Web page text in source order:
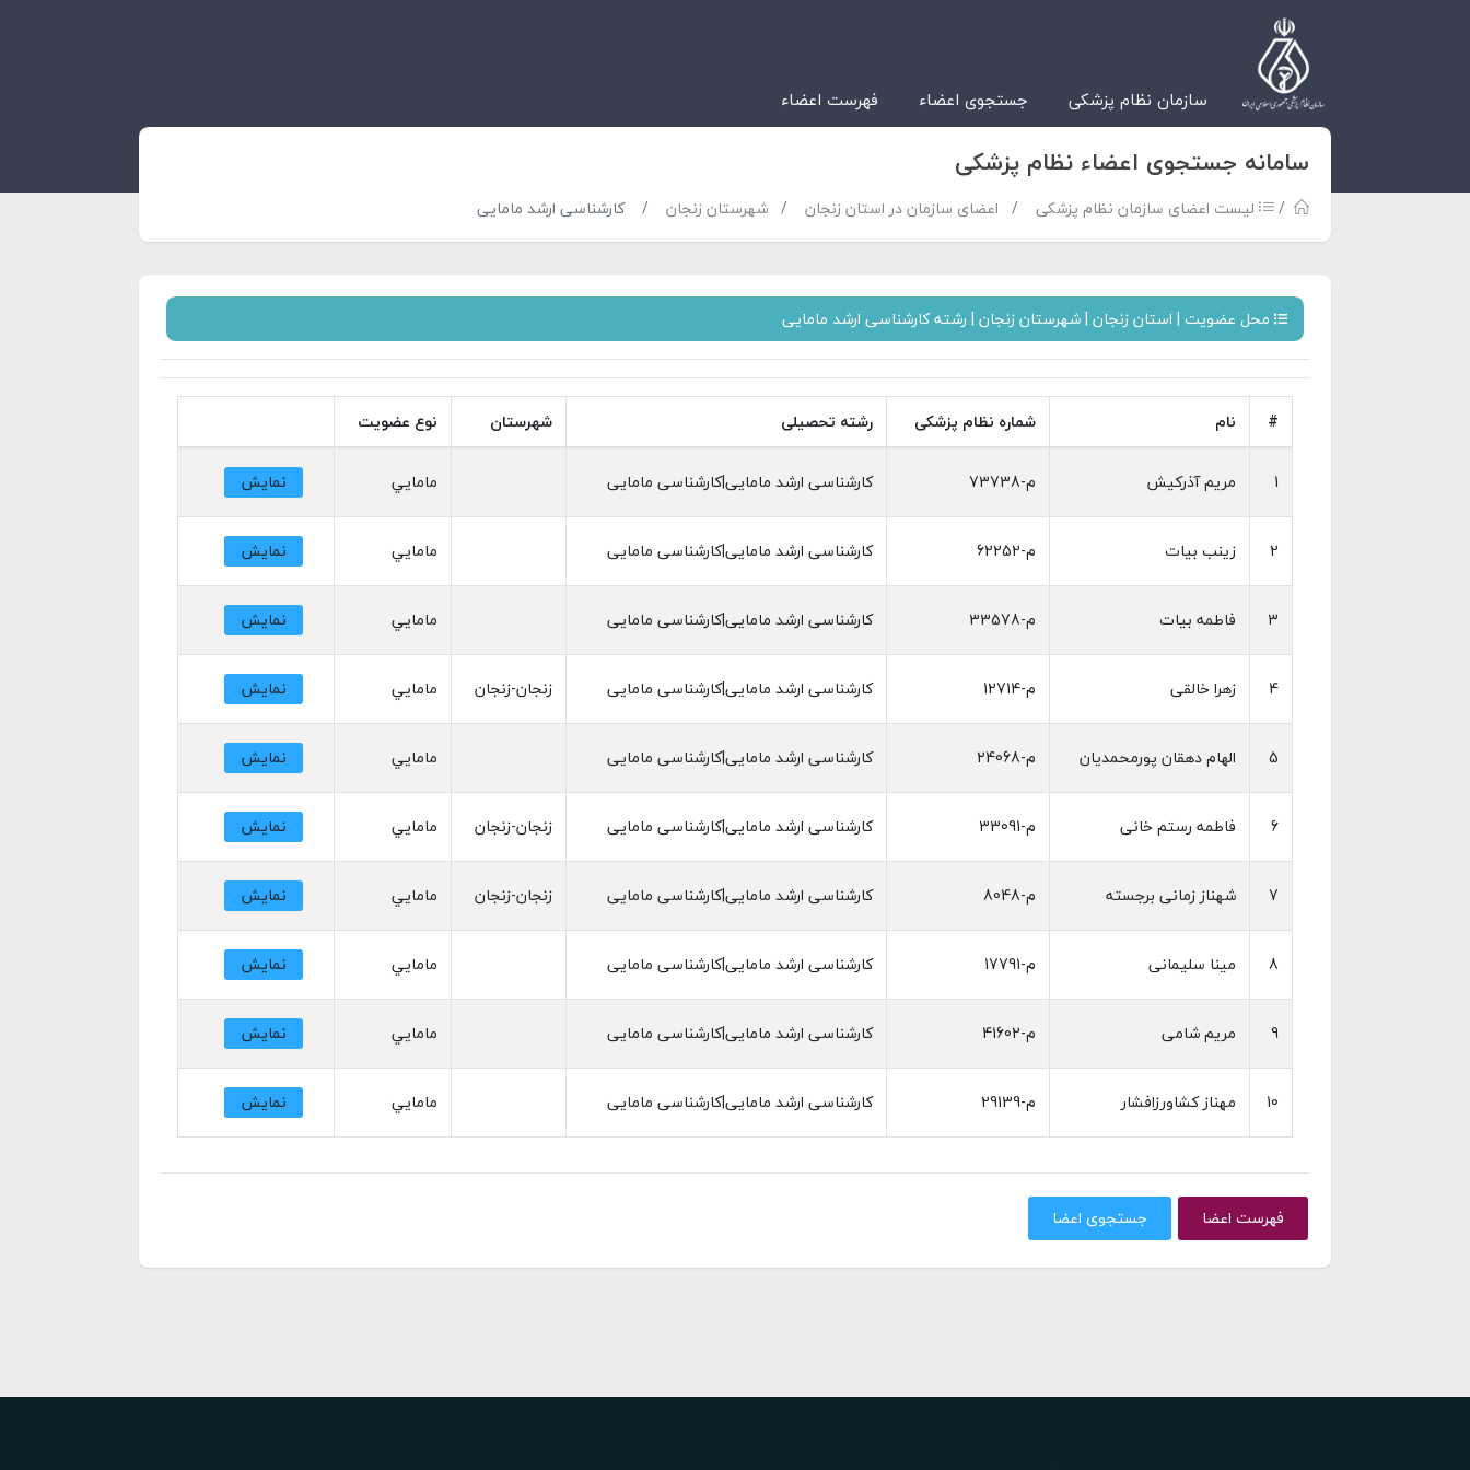
سازمان نظام پزشکی جستجوی اعضاء فهرست اعضاء
سامانه جستجوی اعضاء نظام پزشکی
لیست اعضای سازمان نظام پزشکی اعضای سازمان در استان زنجان شهرستان زنجان کارشناسی ارشد مامایی
محل عضویت | استان زنجان | شهرستان زنجان | رشته کارشناسی ارشد مامایی
# نام شماره نظام پزشکی رشته تحصیلی شهرستان نوع عضویت
1 مریم آذرکیش م-73738 کارشناسی ارشد مامایی|کارشناسی مامایی مامايي نمایش
2 زینب بیات م-62252 کارشناسی ارشد مامایی|کارشناسی مامایی مامايي نمایش
3 فاطمه بیات م-33578 کارشناسی ارشد مامایی|کارشناسی مامایی مامايي نمایش
4 زهرا خالقی م-12714 کارشناسی ارشد مامایی|کارشناسی مامایی زنجان-زنجان مامايي نمایش
5 الهام دهقان پورمحمدیان م-24068 کارشناسی ارشد مامایی|کارشناسی مامایی مامايي نمایش
6 فاطمه رستم خانی م-33091 کارشناسی ارشد مامایی|کارشناسی مامایی زنجان-زنجان مامايي نمایش
7 شهناز زمانی برجسته م-8048 کارشناسی ارشد مامایی|کارشناسی مامایی زنجان-زنجان مامايي نمایش
8 مینا سلیمانی م-17791 کارشناسی ارشد مامایی|کارشناسی مامایی مامايي نمایش
9 مریم شامی م-41602 کارشناسی ارشد مامایی|کارشناسی مامایی مامايي نمایش
10 مهناز کشاورزافشار م-29139 کارشناسی ارشد مامایی|کارشناسی مامایی مامايي نمایش
فهرست اعضا جستجوی اعضا